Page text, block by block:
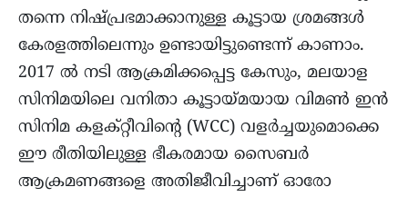
തന്നെ നിഷ്പ്രഭമാക്കാനുള്ള കൂട്ടായ ശ്രമങ്ങൾ
കേരളത്തിലെന്നും ഉണ്ടായിട്ടുണ്ടെന്ന് കാണാം.
2017 ൽ നടി ആക്രമിക്കപ്പെട്ട കേസും, മലയാള
സിനിമയിലെ വനിതാ കൂട്ടായ്മയായ വിമൺ ഇൻ
സിനിമ കളക്റ്റീവിന്റെ (WCC) വളർച്ചയുമൊക്കെ
ഈ രീതിയിലുള്ള ഭീകരമായ സൈബർ
ആക്രമണങ്ങളെ അതിജീവിച്ചാണ് ഓരോ